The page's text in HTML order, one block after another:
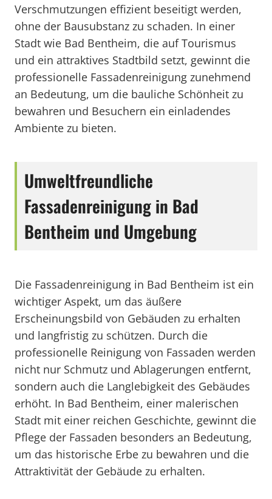
Verschmutzungen effizient beseitigt werden,
ohne der Bausubstanz zu schaden. In einer
Stadt wie Bad Bentheim, die auf Tourismus
und ein attraktives Stadtbild setzt, gewinnt die
professionelle Fassadenreinigung zunehmend
an Bedeutung, um die bauliche Schönheit zu
bewahren und Besuchern ein einladendes
Ambiente zu bieten.
Umweltfreundliche
Fassadenreinigung in Bad
Bentheim und Umgebung
Die Fassadenreinigung in Bad Bentheim ist ein
wichtiger Aspekt, um das äußere
Erscheinungsbild von Gebäuden zu erhalten
und langfristig zu schützen. Durch die
professionelle Reinigung von Fassaden werden
nicht nur Schmutz und Ablagerungen entfernt,
sondern auch die Langlebigkeit des Gebäudes
erhöht. In Bad Bentheim, einer malerischen
Stadt mit einer reichen Geschichte, gewinnt die
Pflege der Fassaden besonders an Bedeutung,
um das historische Erbe zu bewahren und die
Attraktivität der Gebäude zu erhalten.